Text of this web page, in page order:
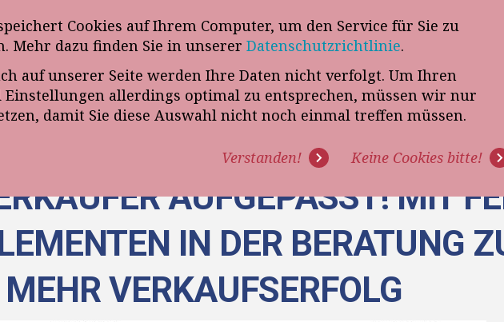
Cookies auf Ihrem Computer, um den Service für Sie zu
Mehr dazu finden Sie in unserer Datenschutzrichtlinie.
auf unserer Seite werden Ihre Daten nicht verfolgt. Um Ihren
Einstellungen allerdings optimal zu entsprechen, müssen wir nur
damit Sie diese Auswahl nicht noch einmal treffen müssen.
Verstanden! Keine Cookies bitte!
Newsletter„VERKAUFSSTEUERER“ Telefon-Termin mit
ÜBER UNS PROGRAMME EXPERTISE REFERENZEN BLOG PODCAST
AUFGEPASST! MIT
IN DER BERATUNG
MEHR VERKAUFSERFOLG